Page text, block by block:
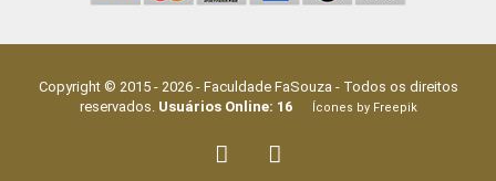
Copyright © 2015 - 2026- Faculdade FaSouza - Todos os direitos
reservados. Usuários Online: 16Ícones by Freepik